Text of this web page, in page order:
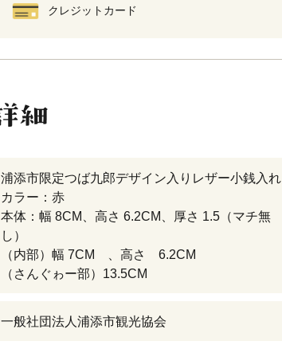
クレジットカード
浦添市限定つば九郎デザイン入りレザー小銭入れ
カラー：赤
本体：幅 8CM、高さ 6.2CM、厚さ 1.5（マチ無
し）
（内部）幅 7CM 、高さ 6.2CM
（さんぐゎー部）13.5CM
一般社団法人浦添市観光協会